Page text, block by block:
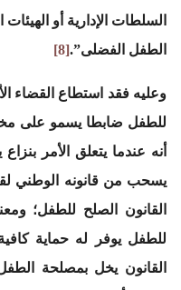
السلطات الإدارية أو
الطفل الفضلى”.[8]
وعليه فقد استطاع القضاء
للطفل ضابطا يسمو على
أنه عندما يتعلق الأمر
يسحب من قانونه الوطني
القانون الصلح للطفل؛
للطفل يوفر له حماية
القانون يخل بمصلحة